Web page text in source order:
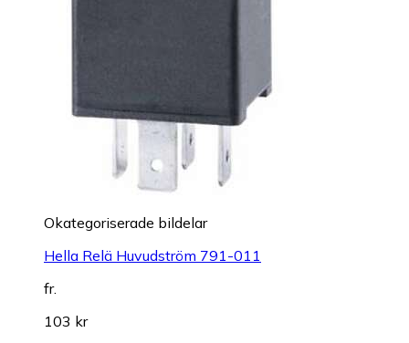
Okategoriserade bildelar
Hella Relä Huvudström 791-011
fr.
103 kr